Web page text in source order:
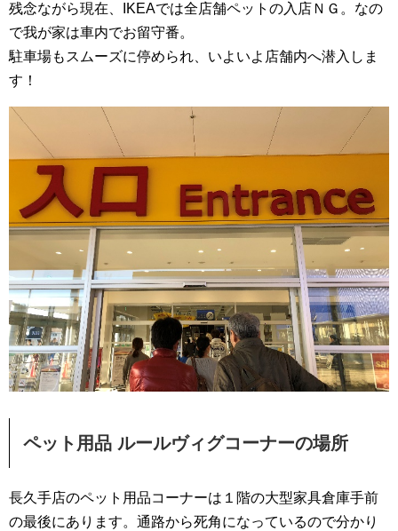
残念ながら現在、IKEAでは全店舗ペットの入店ＮＧ。なの
で我が家は車内でお留守番。
駐車場もスムーズに停められ、いよいよ店舗内へ潜入しま
す！
ペット用品 ルールヴィグコーナーの場所
長久手店のペット用品コーナーは１階の大型家具倉庫手前
の最後にあります。通路から死角になっているので分かり